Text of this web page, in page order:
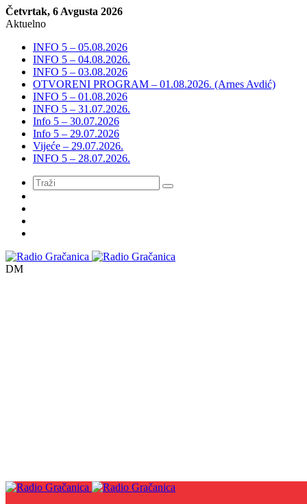
Četvrtak, 6 Avgusta 2026
Aktuelno
INFO 5 – 05.08.2026
INFO 5 – 04.08.2026.
INFO 5 – 03.08.2026
OTVORENI PROGRAM – 01.08.2026. (Arnes Avdić)
INFO 5 – 01.08.2026
INFO 5 – 31.07.2026.
Info 5 – 30.07.2026
Info 5 – 29.07.2026
Vijeće – 29.07.2026.
INFO 5 – 28.07.2026.
Meni
DM